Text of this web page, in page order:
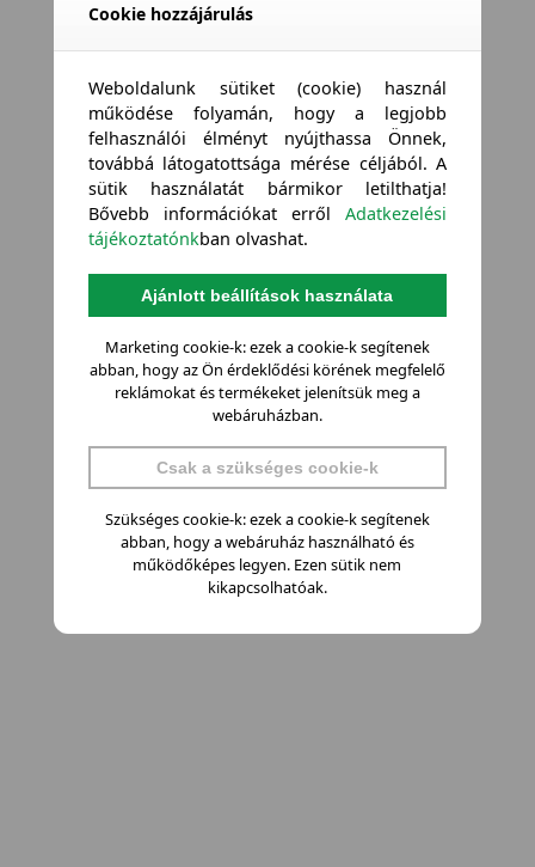
Cookie hozzájárulás
Weboldalunk sütiket (cookie) használ
működése folyamán, hogy a legjobb
felhasználói élményt nyújthassa Önnek,
továbbá látogatottsága mérése céljából. A
sütik használatát bármikor letilthatja!
Bővebb információkat errőlAdatkezelési
tájékoztatónkban olvashat.
Ajánlott beállítások használata
Marketing cookie-k: ezek a cookie-k segítenek
abban, hogy az Ön érdeklődési körének megfelelő
reklámokat és termékeket jelenítsük meg a
webáruházban.
Csak a szükséges cookie-k
Szükséges cookie-k: ezek a cookie-k segítenek
abban, hogy a webáruház használható és
működőképes legyen. Ezen sütik nem
kikapcsolhatóak.